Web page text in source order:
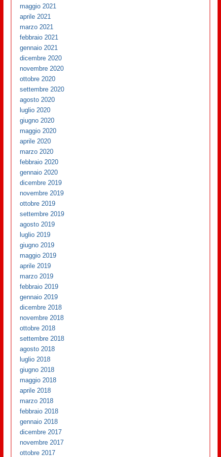
maggio 2021
aprile 2021
marzo 2021
febbraio 2021
gennaio 2021
dicembre 2020
novembre 2020
ottobre 2020
settembre 2020
agosto 2020
luglio 2020
giugno 2020
maggio 2020
aprile 2020
marzo 2020
febbraio 2020
gennaio 2020
dicembre 2019
novembre 2019
ottobre 2019
settembre 2019
agosto 2019
luglio 2019
giugno 2019
maggio 2019
aprile 2019
marzo 2019
febbraio 2019
gennaio 2019
dicembre 2018
novembre 2018
ottobre 2018
settembre 2018
agosto 2018
luglio 2018
giugno 2018
maggio 2018
aprile 2018
marzo 2018
febbraio 2018
gennaio 2018
dicembre 2017
novembre 2017
ottobre 2017